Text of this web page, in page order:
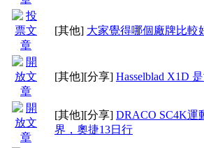
[其他] 大家覺得哪個廠牌比較
[其他][分享] Hasselblad X1D
[其他][分享] DRACO SC4K運
界，奧捷13日行